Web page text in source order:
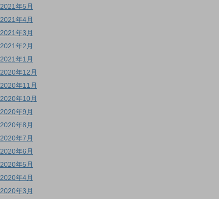
2021年5月
2021年4月
2021年3月
2021年2月
2021年1月
2020年12月
2020年11月
2020年10月
2020年9月
2020年8月
2020年7月
2020年6月
2020年5月
2020年4月
2020年3月